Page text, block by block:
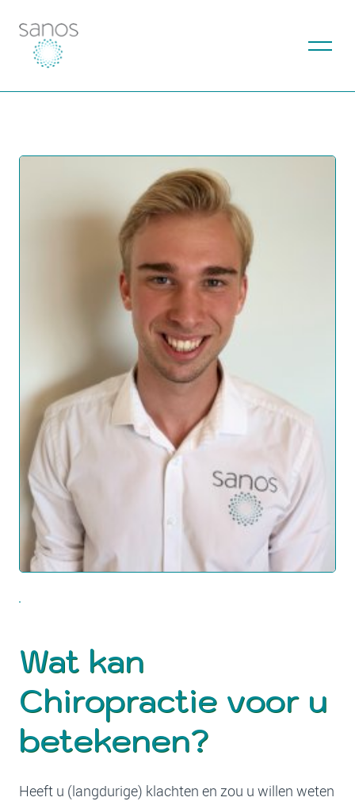
Wat kan
Chiropractie voor u
betekenen?
Heeft u (langdurige) klachten en zou u willen weten